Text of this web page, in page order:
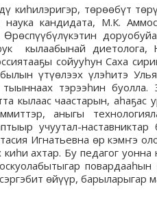
киһилэригэр, төрөөбүт
наука кандидата, М.К.
Өрөспүүбүлүкэтин
кылаабынай диетолога,
сойууһун Саха
үтүөлээх үлэһитэ
тэрээһин буолла.
кылаас чаастарын,
аныгы
учуутал-
Игнатьевна өр кэмҥэ
ахтар. Бу педагог
повардааһын
өйүүр, барыларыгар